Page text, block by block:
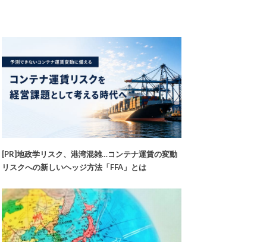
[PR]地政学リスク、港湾混雑…コンテナ運賃の変動
リスクへの新しいヘッジ方法「FFA」とは